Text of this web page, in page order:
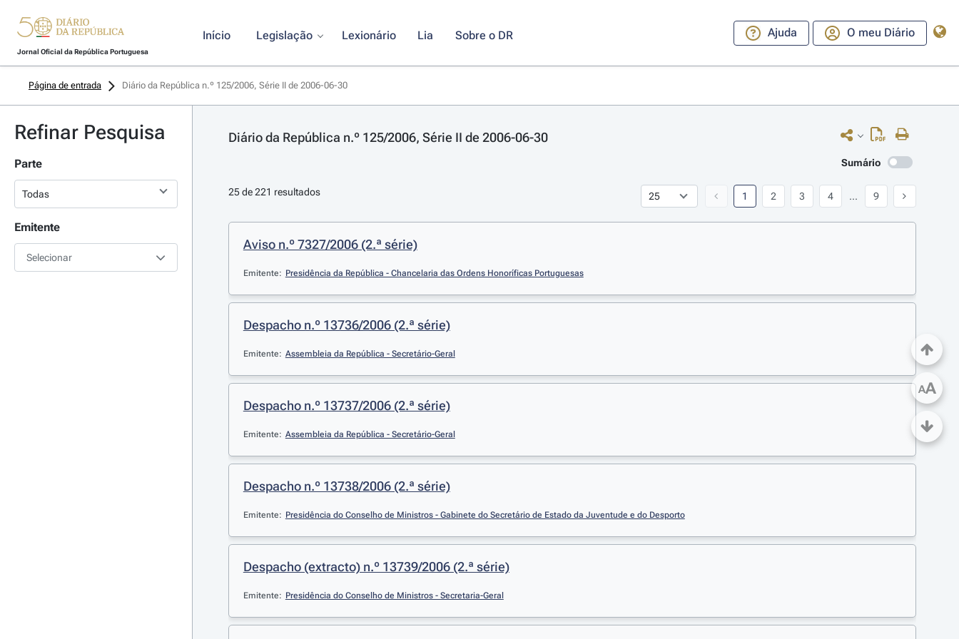
Jornal Oficial da República Portuguesa
Início Legislação Lexionário Lia Sobre o DR Ajuda O meu Diário
Página de entrada Diário da República n.º 125/2006, Série II de 2006-06-30
Refinar Pesquisa
Parte
Emitente
Selecionar
Diário da República n.º 125/2006, Série II de 2006-06-30
Sumário
25 de 221 resultados 1 2 3 4 ... 9
Aviso n.º 7327/2006 (2.ª série)
Emitente: Presidência da República - Chancelaria das Ordens Honoríficas Portuguesas
Despacho n.º 13736/2006 (2.ª série)
Emitente: Assembleia da República - Secretário-Geral
Despacho n.º 13737/2006 (2.ª série)
Emitente: Assembleia da República - Secretário-Geral
Despacho n.º 13738/2006 (2.ª série)
Emitente: Presidência do Conselho de Ministros - Gabinete do Secretário de Estado da Juventude e do Desporto
Despacho (extracto) n.º 13739/2006 (2.ª série)
Emitente: Presidência do Conselho de Ministros - Secretaria-Geral
AA